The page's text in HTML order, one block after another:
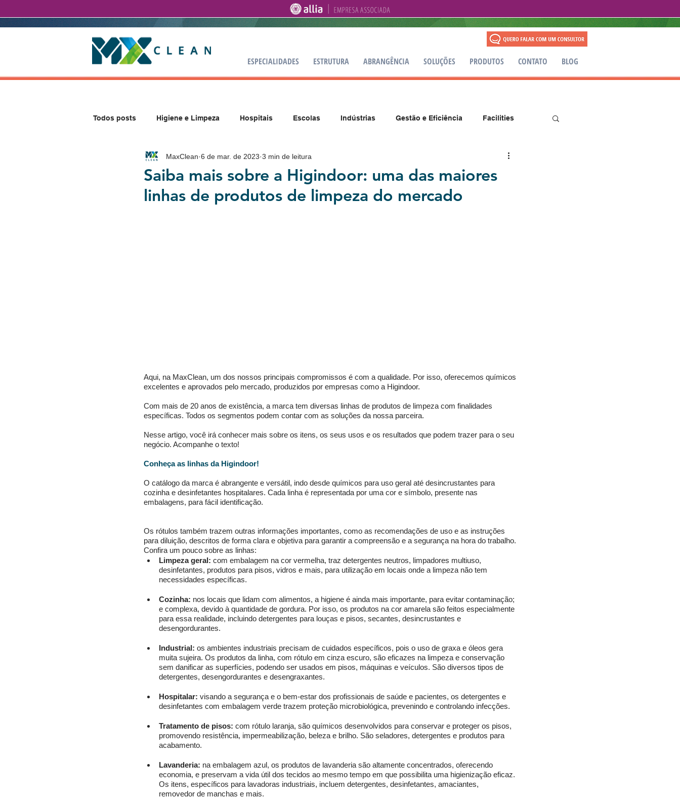
ESPECIALIDADES ESTRUTURA ABRANGÊNCIA SOLUÇÕES PRODUTOS CONTATO BLOG
Todos posts Higiene e Limpeza Hospitais Escolas Indústrias Gestão e Eficiência Facilities
Saiba mais sobre a Higindoor: uma das maiores
linhas de produtos de limpeza do mercado
MaxClean 6 de mar. de 2023 3 min de leitura
Aqui, na MaxClean, um dos nossos principais compromissos é com a qualidade. Por isso, oferecemos químicos
excelentes e aprovados pelo mercado, produzidos por empresas como a Higindoor.
Com mais de 20 anos de existência, a marca tem diversas linhas de produtos de limpeza com finalidades
específicas. Todos os segmentos podem contar com as soluções da nossa parceira.
Nesse artigo, você irá conhecer mais sobre os itens, os seus usos e os resultados que podem trazer para o seu
negócio. Acompanhe o texto!
Conheça as linhas da Higindoor!
O catálogo da marca é abrangente e versátil, indo desde químicos para uso geral até desincrustantes para
cozinha e desinfetantes hospitalares. Cada linha é representada por uma cor e símbolo, presente nas
embalagens, para fácil identificação.
Os rótulos também trazem outras informações importantes, como as recomendações de uso e as instruções
para diluição, descritos de forma clara e objetiva para garantir a compreensão e a segurança na hora do trabalho.
Confira um pouco sobre as linhas:
Limpeza geral: com embalagem na cor vermelha, traz detergentes neutros, limpadores multiuso,
desinfetantes, produtos para pisos, vidros e mais, para utilização em locais onde a limpeza não tem
necessidades específicas.
Cozinha: nos locais que lidam com alimentos, a higiene é ainda mais importante, para evitar contaminação;
e complexa, devido à quantidade de gordura. Por isso, os produtos na cor amarela são feitos especialmente
para essa realidade, incluindo detergentes para louças e pisos, secantes, desincrustantes e
desengordurantes.
Industrial: os ambientes industriais precisam de cuidados específicos, pois o uso de graxa e óleos gera
muita sujeira. Os produtos da linha, com rótulo em cinza escuro, são eficazes na limpeza e conservação
sem danificar as superfícies, podendo ser usados em pisos, máquinas e veículos. São diversos tipos de
detergentes, desengordurantes e desengraxantes.
Hospitalar: visando a segurança e o bem-estar dos profissionais de saúde e pacientes, os detergentes e
desinfetantes com embalagem verde trazem proteção microbiológica, prevenindo e controlando infecções.
Tratamento de pisos: com rótulo laranja, são químicos desenvolvidos para conservar e proteger os pisos,
promovendo resistência, impermeabilização, beleza e brilho. São seladores, detergentes e produtos para
acabamento.
Lavanderia: na embalagem azul, os produtos de lavanderia são altamente concentrados, oferecendo
economia, e preservam a vida útil dos tecidos ao mesmo tempo em que possibilita uma higienização eficaz.
Os itens, específicos para lavadoras industriais, incluem detergentes, desinfetantes, amaciantes,
removedor de manchas e mais.